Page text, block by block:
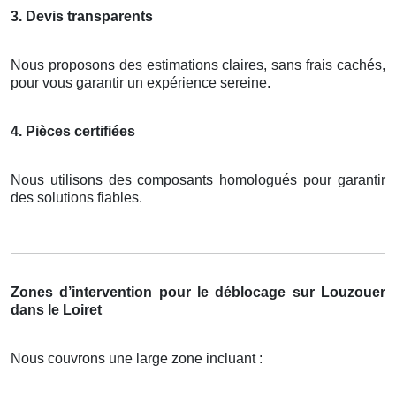
3. Devis transparents
Nous proposons des estimations claires, sans frais cachés,
pour vous garantir un expérience sereine.
4. Pièces certifiées
Nous utilisons des composants homologués pour garantir
des solutions fiables.
Zones d’intervention pour le déblocage sur Louzouer
dans le Loiret
Nous couvrons une large zone incluant :